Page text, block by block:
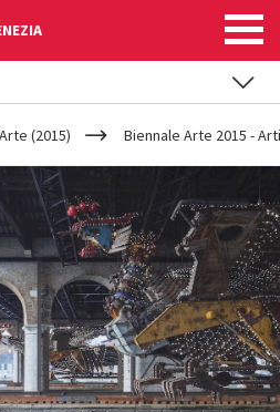
Arte (2015) Biennale Arte 2015 -